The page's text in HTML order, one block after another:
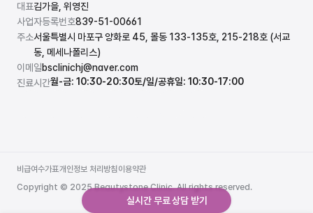
대표김가을, 위영진
사업자등록번호839-51-00661
주소서울특별시 마포구 양화로 45, 몰동 133-135호, 215-218호 (서교
동, 메세나폴리스)
이메일bsclinichj@naver.com
진료시간월-금: 10:30-20:30토/일/공휴일: 10:30-17:00
Copyright © 2025 Beautystone Clinic. All rights reserved.
비급여수가표
비급여수가표
개인정보 처리방침
개인정보 처리방침
이용약관
이용약관
실시간 무료 상담 받기